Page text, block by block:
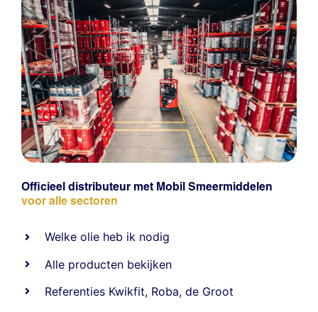
Officieel distributeur met Mobil Smeermiddelen
voor alle sectoren
Welke olie heb ik nodig
Alle producten bekijken
Referenties Kwikfit, Roba,de Groot